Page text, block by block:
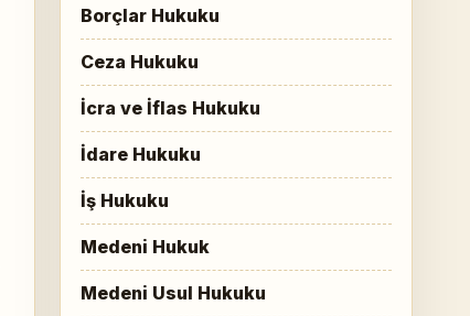
Borçlar Hukuku
Ceza Hukuku
İcra ve İflas Hukuku
İdare Hukuku
İş Hukuku
Medeni Hukuk
Medeni Usul Hukuku